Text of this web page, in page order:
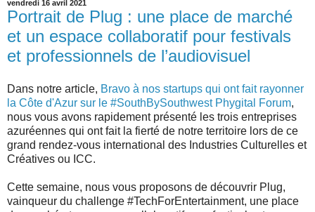
vendredi 16 avril 2021
Portrait de Plug : une place de marché
et un espace collaboratif pour festivals
et professionnels de l’audiovisuel
Dans notre article, Bravo à nos startups qui ont fait rayonner
la Côte d'Azur sur le #SouthBySouthwest Phygital Forum,
nous vous avons rapidement présenté les trois entreprises
azuréennes qui ont fait la fierté de notre territoire lors de ce
grand rendez-vous international des Industries Culturelles et
Créatives ou ICC.
Cette semaine, nous vous proposons de découvrir Plug,
vainqueur du challenge #TechForEntertainment, une place